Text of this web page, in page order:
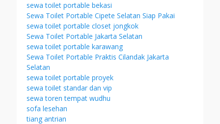
sewa toilet portable bekasi
Sewa Toilet Portable Cipete Selatan Siap Pakai
sewa toilet portable closet jongkok
Sewa Toilet Portable Jakarta Selatan
sewa toilet portable karawang
Sewa Toilet Portable Praktis Cilandak Jakarta
Selatan
sewa toilet portable proyek
sewa toilet standar dan vip
sewa toren tempat wudhu
sofa lesehan
tiang antrian